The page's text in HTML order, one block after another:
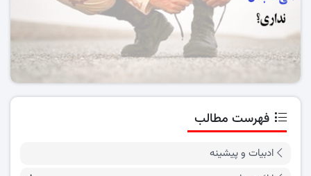
فهرست مطالب
ادبیات و پیشینه